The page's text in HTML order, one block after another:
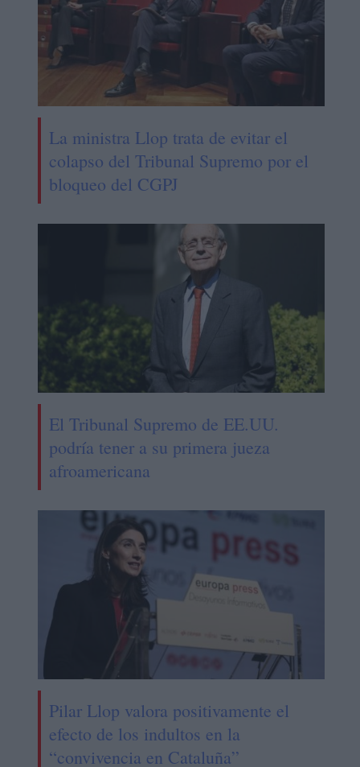
La ministra Llop trata de evitar el
colapso del Tribunal Supremo por el
bloqueo del CGPJ
El Tribunal Supremo de EE.UU.
podría tener a su primera jueza
afroamericana
Pilar Llop valora positivamente el
efecto de los indultos en la
“convivencia en Cataluña”